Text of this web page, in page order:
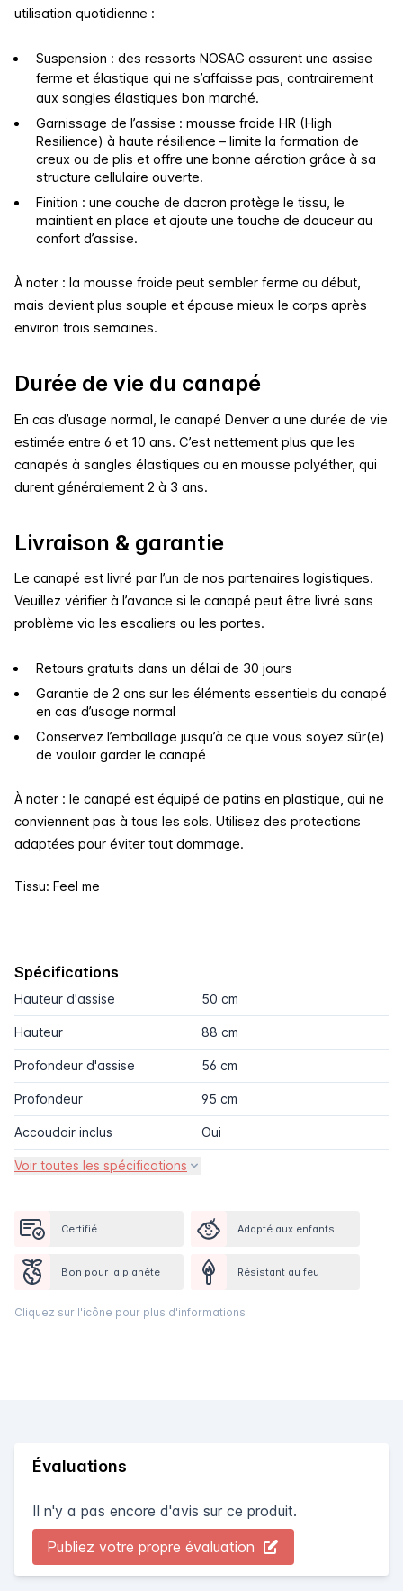
utilisation quotidienne :
Suspension : des ressorts NOSAG assurent une assise
ferme et élastique qui ne s’affaisse pas, contrairement
aux sangles élastiques bon marché.
Garnissage de l’assise : mousse froide HR (High
Resilience) à haute résilience – limite la formation de
creux ou de plis et offre une bonne aération grâce à sa
structure cellulaire ouverte.
Finition : une couche de dacron protège le tissu, le
maintient en place et ajoute une touche de douceur au
confort d’assise.
À noter : la mousse froide peut sembler ferme au début,
mais devient plus souple et épouse mieux le corps après
environ trois semaines.
Durée de vie du canapé
En cas d’usage normal, le canapé Denver a une durée de vie
estimée entre 6 et 10 ans. C’est nettement plus que les
canapés à sangles élastiques ou en mousse polyéther, qui
durent généralement 2 à 3 ans.
Livraison & garantie
Le canapé est livré par l’un de nos partenaires logistiques.
Veuillez vérifier à l’avance si le canapé peut être livré sans
problème via les escaliers ou les portes.
Retours gratuits dans un délai de 30 jours
Garantie de 2 ans sur les éléments essentiels du canapé
en cas d’usage normal
Conservez l’emballage jusqu’à ce que vous soyez sûr(e)
de vouloir garder le canapé
À noter : le canapé est équipé de patins en plastique, qui ne
conviennent pas à tous les sols. Utilisez des protections
adaptées pour éviter tout dommage.
Tissu: Feel me
Spécifications
Hauteur d'assise 50 cm
Hauteur 88 cm
Profondeur d'assise 56 cm
Profondeur 95 cm
Accoudoir inclus Oui
Voir toutes les spécifications
Certifié Adapté aux enfants
Bon pour la planète Résistant au feu
Cliquez sur l'icône pour plus d'informations
Évaluations
Il n'y a pas encore d'avis sur ce produit.
Publiez votre propre évaluation